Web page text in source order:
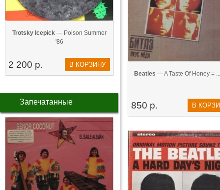
Trotsky Icepick— Poison Summer
'86
2 200 р. В КОРЗИНУ
Запечатанные
Beatles — A Taste Of Honey =
850 р. В